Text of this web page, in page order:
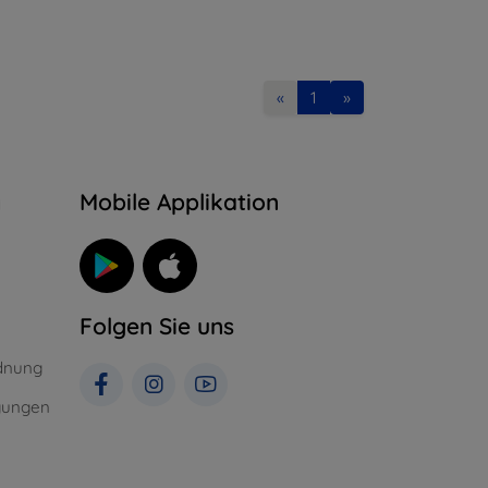
« 1 »
Mobile Applikation
Folgen Sie uns